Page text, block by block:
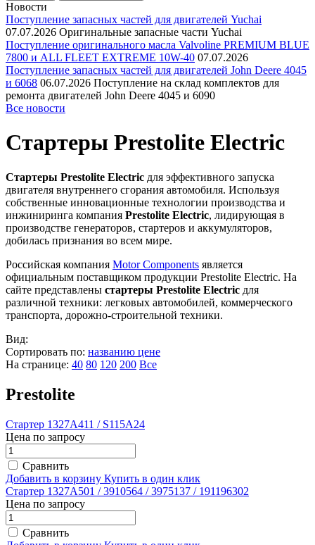
Новости
Поступление запасных частей для двигателей Yuchai
07.07.2026 Оригинальные запасные части Yuchai
Поступление оригинального масла Valvoline PREMIUM BLUE
7800 и ALL FLEET EXTREME 10W-40 07.07.2026
Поступление запасных частей для двигателей John Deere 4045
и 6068 06.07.2026 Поступление на склад комплектов для
ремонта двигателей John Deere 4045 и 6090
Все новости
Стартеры Prestolite Electric
Стартеры Prestolite Electric для эффективного запуска
двигателя внутреннего сгорания автомобиля. Используя
собственные инновационные технологии производства и
инжиниринга компания Prestolite Electric, лидирующая в
производстве генераторов, стартеров и аккумуляторов,
добилась признания во всем мире.
Российская компания Motor Components является
официальным поставщиком продукции Prestolite Electric. На
сайте представлены стартеры Prestolite Electric для
различной техники: легковых автомобилей, коммерческого
транспорта, дорожно-строительной техники.
Вид:
Сортировать по: названию цене
На странице: 40 80 120 200 Все
Prestolite
Стартер 1327A411 / S115A24
Цена по запросу
Сравнить
Добавить в корзину Купить в один клик
Стартер 1327A501 / 3910564 / 3975137 / 191196302
Цена по запросу
Сравнить